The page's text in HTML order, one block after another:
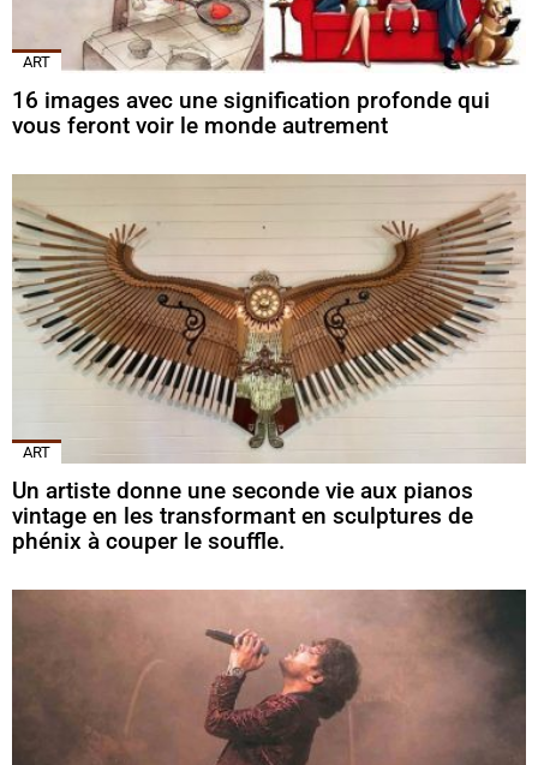
ART
16 images avec une signification profonde qui
vous feront voir le monde autrement
ART
Un artiste donne une seconde vie aux pianos
vintage en les transformant en sculptures de
phénix à couper le souffle.